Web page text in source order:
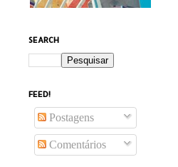
SEARCH
FEED!
Postagens
Comentários